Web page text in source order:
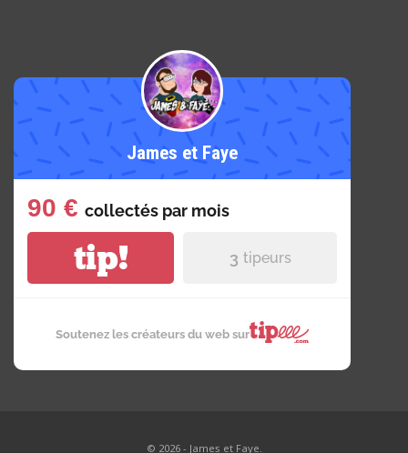
James et Faye
90 € collectés par mois
tip! 3 tipeurs
Soutenez les créateurs du web sur
© 2026 - James et Faye.